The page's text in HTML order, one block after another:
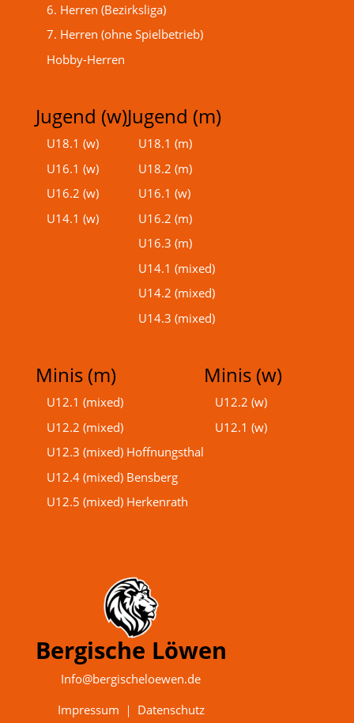
6. Herren (Bezirksliga)
7. Herren (ohne Spielbetrieb)
Hobby-Herren
Jugend (w)
U18.1 (w)
U16.1 (w)
U16.2 (w)
U14.1 (w)
Jugend (m)
U18.1 (m)
U18.2 (m)
U16.1 (w)
U16.2 (m)
U16.3 (m)
U14.1 (mixed)
U14.2 (mixed)
U14.3 (mixed)
Minis (m)
U12.1 (mixed)
U12.2 (mixed)
U12.3 (mixed) Hoffnungsthal
U12.4 (mixed) Bensberg
U12.5 (mixed) Herkenrath
Minis (w)
U12.2 (w)
U12.1 (w)
Bergische Löwen
Info@bergischeloewen.de
Impressum ｜ Datenschutz